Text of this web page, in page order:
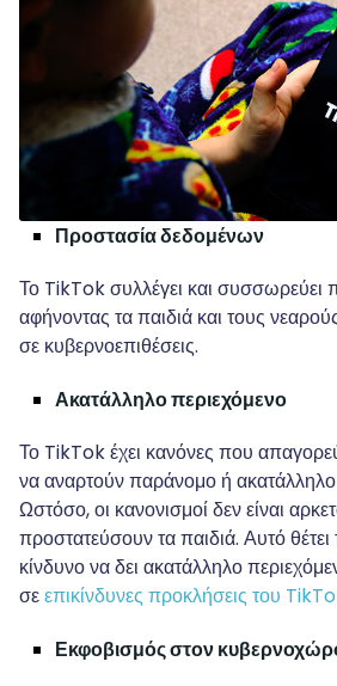
Προστασία δεδομένων
Το TikTok συλλέγει και
αφήνοντας τα παιδιά και τους
σε κυβερνοεπιθέσεις.
Ακατάλληλο περιεχόμενο
Το TikTok έχει κανόνες που
να αναρτούν παράνομο ή ακατάλληλο
Ωστόσο, οι κανονισμοί δεν είναι
προστατεύσουν τα παιδιά. Αυτό
κίνδυνο να δει ακατάλληλο
σεεπικίνδυνες προκλήσεις του
Εκφοβισμός στον